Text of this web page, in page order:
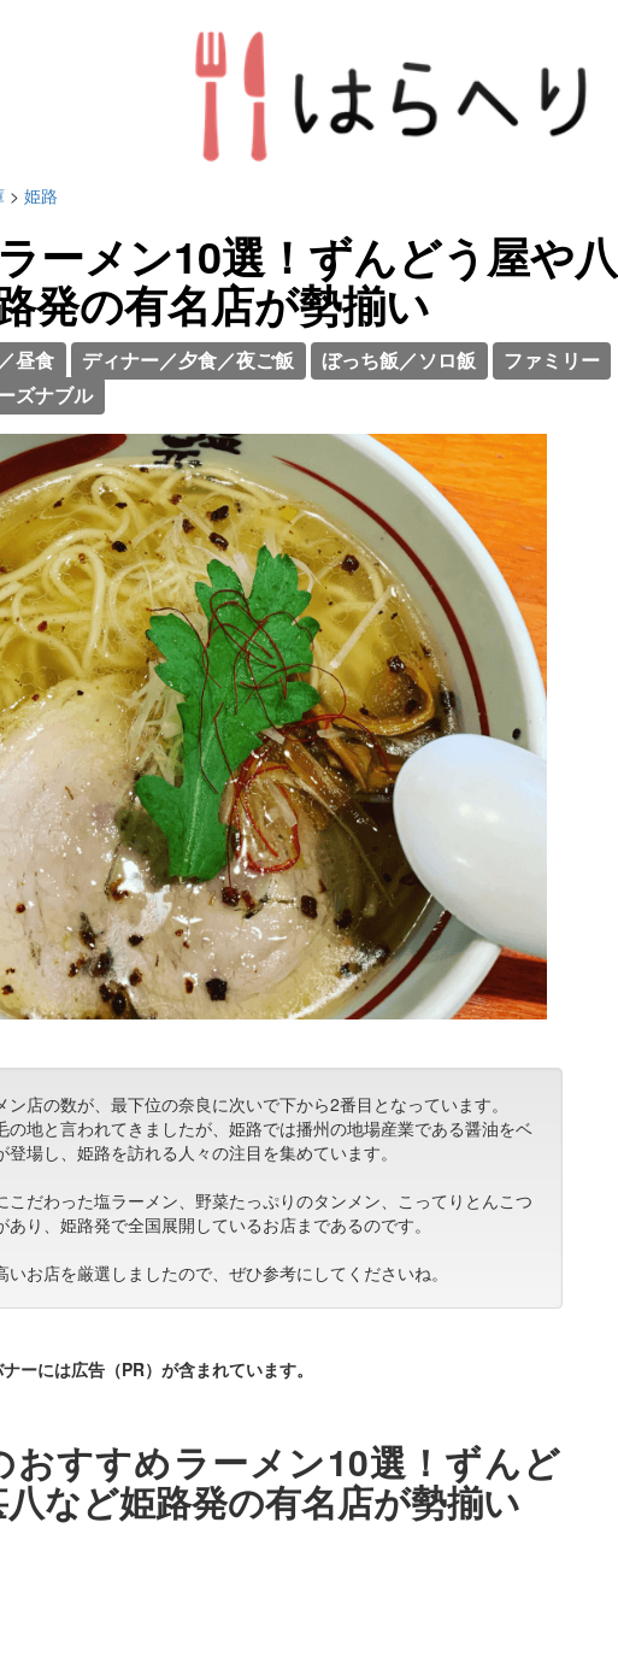
> 姫路
ーメン10選！ずんどう屋や八
発の有名店が勢揃い
昼食 ディナー／夕食／夜ご飯 ぼっち飯／ソロ飯
ファミリー
ズナブル
店の数が、最下位の奈良に次いで下から2番目となっています。
の地と言われてきましたが、姫路では播州の地場産業である醤油をベ
場し、姫路を訪れる人々の注目を集めています。
こだわった塩ラーメン、野菜たっぷりのタンメン、こってりとんこつ
り、姫路発で全国展開しているお店まであるのです。
お店を厳選しましたので、ぜひ参考にしてくださいね。
ーには広告（PR）が含まれています。
おすすめラーメン10選！ずんど
など姫路発の有名店が勢揃い